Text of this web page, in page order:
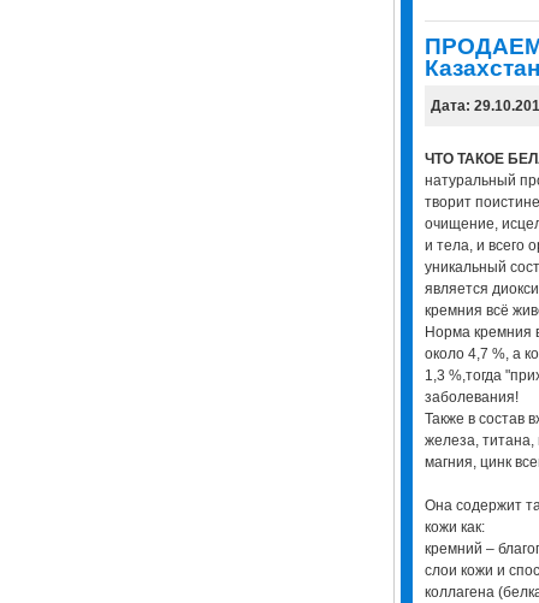
Дата:
ЧТО ТАКОЕ
натуральный
творит
очищение,
и тела, и всего
уникальный
является
кремния всё
Норма кремния
около 4,7 %, а
1,3 %,тогда
заболевания!
Также в состав
железа, титана,
магния, цинк
Она содержит
кожи как:
кремний –
слои кожи и
коллагена